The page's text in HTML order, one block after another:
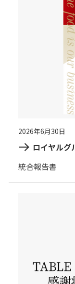
2026年6月30日
ロイヤルグ
統合報告書